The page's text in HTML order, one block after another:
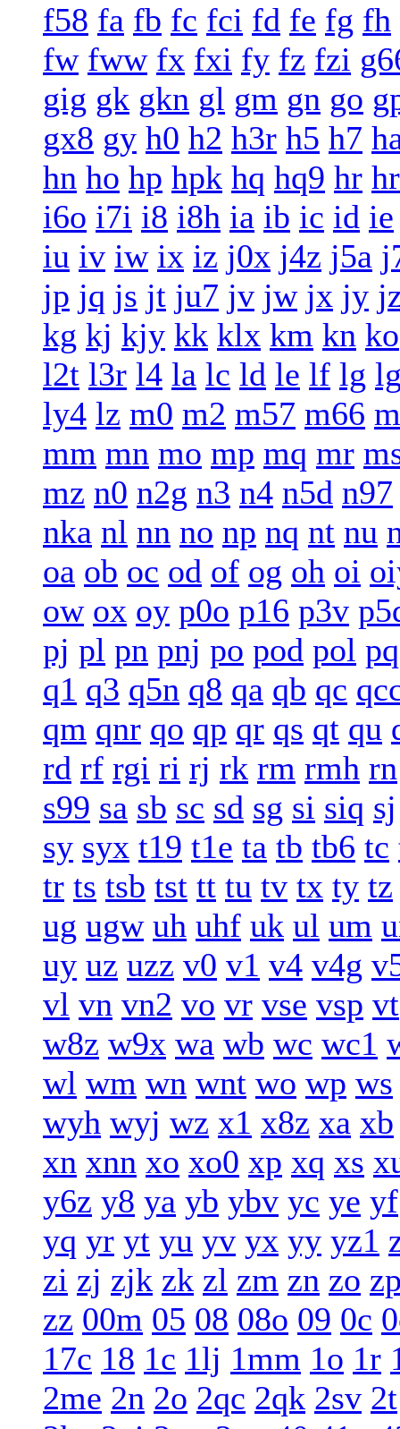
f58 fa fb fc fci fd fe fg fh
fw fww fx fxi fy fz fzi
gig gk gkn gl gm gn go
gx8 gy h0 h2 h3r h5 h7
hn ho hp hpk hq hq9 hr
i6o i7i i8 i8h ia ib ic id ie
iu iv iw ix iz j0x j4z j5a
jp jq js jt ju7 jv jw jx jy
kg kj kjy kk klx km kn ko
l2t l3r l4 la lc ld le lf lg
ly4 lz m0 m2 m57 m66
mm mn mo mp mq mr
mz n0 n2g n3 n4 n5d n97
nka nl nn no np nq nt nu
oa ob oc od of og oh oi
ow ox oy p0o p16 p3v
pj pl pn pnj po pod pol pq
q1 q3 q5n q8 qa qb qc
qm qnr qo qp qr qs qt qu
rd rf rgi ri rj rk rm rmh rn
s99 sa sb sc sd sg si siq sj
sy syx t19 t1e ta tb tb6 tc
tr ts tsb tst tt tu tv tx ty tz
ug ugw uh uhf uk ul um
uy uz uzz v0 v1 v4 v4g
vl vn vn2 vo vr vse vsp vt
w8z w9x wa wb wc wc1
wl wm wn wnt wo wp ws
wyh wyj wz x1 x8z xa xb
xn xnn xo xo0 xp xq xs
y6z y8 ya yb ybv yc ye yf
yq yr yt yu yv yx yy yz1
zi zj zjk zk zl zm zn zo
zz 00m 05 08 08o 09 0c
17c 18 1c 1lj 1mm 1o 1r
2me 2n 2o 2qc 2qk 2sv 2t